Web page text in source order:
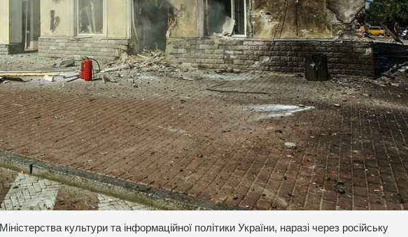
Міністерства культури та інформаційної політики України, наразі через російську